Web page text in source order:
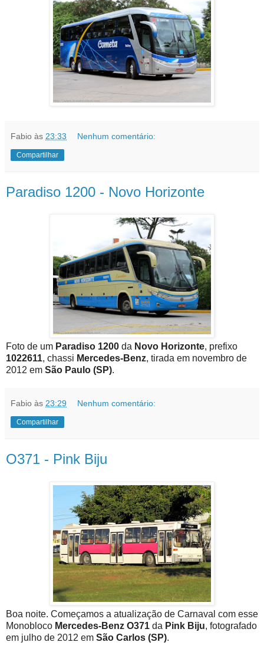
Fabio às 23:33 Nenhum comentário:
Compartilhar
Paradiso 1200 - Novo Horizonte
Foto de um Paradiso 1200 da Novo Horizonte, prefixo
1022611, chassi Mercedes-Benz, tirada em novembro de
2012 em São Paulo (SP).
Fabio às 23:29 Nenhum comentário:
Compartilhar
O371 - Pink Biju
Boa noite. Começamos a atualização de Carnaval com esse
Monobloco Mercedes-Benz O371 da Pink Biju, fotografado
em julho de 2012 em São Carlos (SP).